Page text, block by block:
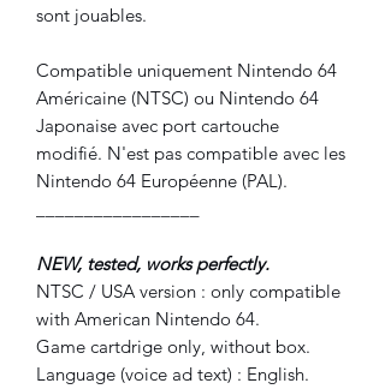
sont jouables.
Compatible uniquement Nintendo 64
Américaine (NTSC) ou Nintendo 64
Japonaise avec port cartouche
modifié. N'est pas compatible avec les
Nintendo 64 Européenne (PAL).
NEW, tested, works perfectly.
NTSC / USA version : only compatible
with American Nintendo 64.
Game cartdrige only, without box.
Language (voice ad text) : English.